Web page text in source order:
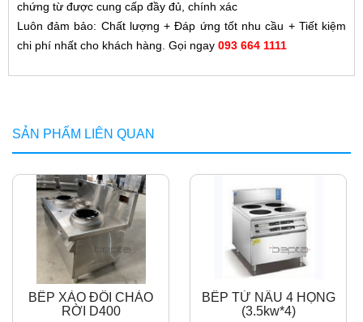
chứng từ được cung cấp đầy đủ, chính xác
Luôn đảm bảo: Chất lượng + Đáp ứng tốt nhu cầu + Tiết kiệm
chi phí nhất cho khách hàng. Gọi ngay 093 664 1111
SẢN PHẨM LIÊN QUAN
BẾP XÀO ĐÔI CHẢO
RỜI D400
BẾP TỪ NẤU 4 HỌNG
(3.5kw*4)